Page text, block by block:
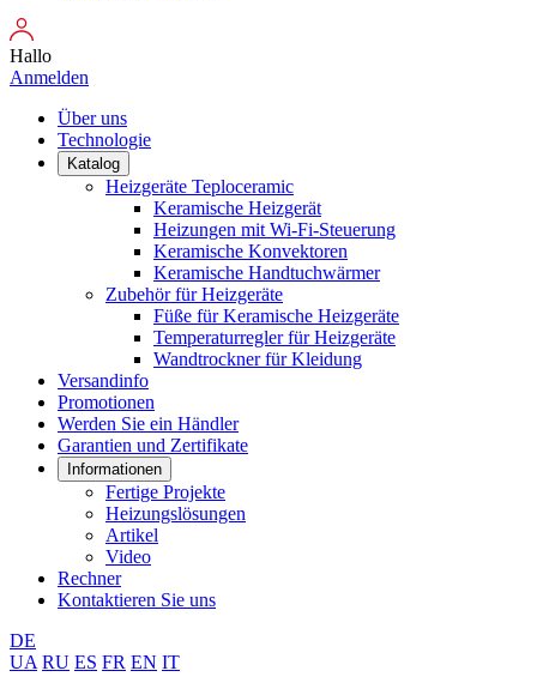
Hallo
Anmelden
Über uns
Technologie
Katalog
Heizgeräte Teploceramic
Keramische Heizgerät
Heizungen mit Wi-Fi-Steuerung
Keramische Konvektoren
Keramische Handtuchwärmer
Zubehör für Heizgeräte
Füße für Keramische Heizgeräte
Temperaturregler für Heizgeräte
Wandtrockner für Kleidung
Versandinfo
Promotionen
Werden Sie ein Händler
Garantien und Zertifikate
Informationen
Fertige Projekte
Heizungslösungen
Artikel
Video
Rechner
Kontaktieren Sie uns
DE
UA RU ES FR EN IT